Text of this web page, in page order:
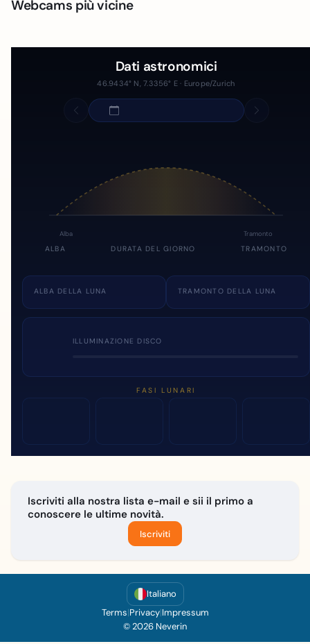
Webcams più vicine
Dati astronomici
46.9434° N, 7.3356° E · Europe/Zurich
Alba Tramonto
ALBA DURATA DEL GIORNO TRAMONTO
ALBA DELLA LUNA TRAMONTO DELLA LUNA
ILLUMINAZIONE DISCO
FASI LUNARI
Iscriviti alla nostra lista e-mail e sii il primo a
conoscere le ultime novità.
Iscriviti
Italiano
Terms|Privacy|Impressum
© 2026 Neverin